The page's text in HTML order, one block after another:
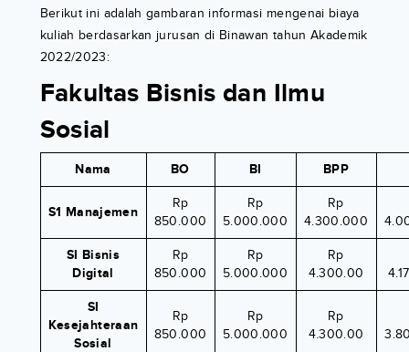
Berikut ini adalah gambaran informasi mengenai biaya
kuliah berdasarkan jurusan di Binawan tahun Akademik
2022/2023:
Fakultas Bisnis dan Ilmu
Sosial
Nama BO BI BPP
S1 Manajemen
Rp
850.000
Rp
5.000.000
Rp
4.300.000
SI Bisnis
Digital
Rp
850.000
Rp
5.000.000
Rp
4.300.00
SI
Kesejahteraan
Sosial
Rp
850.000
Rp
5.000.000
Rp
4.300.00